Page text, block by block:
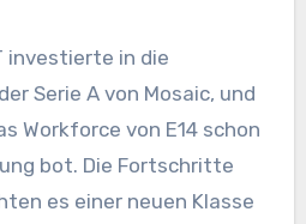
investierte in die
Serie A von Mosaic, und
Workforce von E14 schon
bot. Die Fortschritte
es einer neuen Klasse